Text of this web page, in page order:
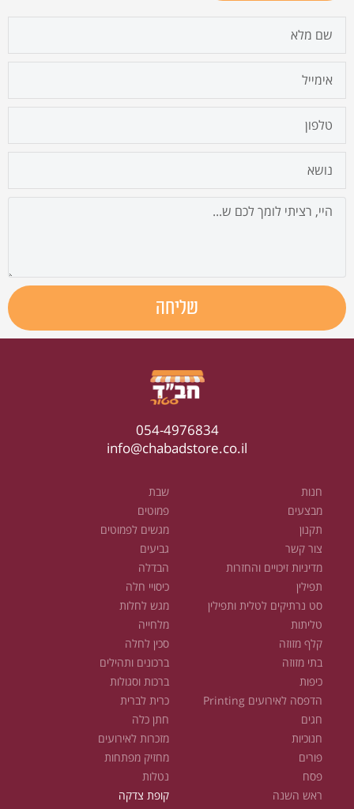
הודעה
שליחה
054-4976834
info@chabadstore.co.il
חנות
מבצעים
תקנון
צור קשר
מדיניות זיכויים והחזרות
תפילין
סט נרתיקים לטלית ותפילין
טליתות
קלף מזוזה
בתי מזוזה
כיפות
הדפסה לאירועים Printing
חגים
חנוכיות
פורים
פסח
ראש השנה
שבת
פמוטים
מגשים לפמוטים
גביעים
הבדלה
כיסויי חלה
מגש לחלות
מלחייה
סכין לחלה
ברכונים ותהילים
ברכות וסגולות
כרית לברית
חתן כלה
מזכרות לאירועים
מחזיק מפתחות
נטלות
קופת צדקה